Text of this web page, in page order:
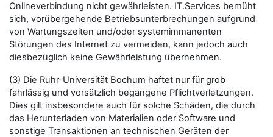
Onlineverbindung nicht gewährleisten. IT.Services bemüht
sich, vorübergehende Betriebsunterbrechungen aufgrund
von Wartungszeiten und/oder systemimmanenten
Störungen des Internet zu vermeiden, kann jedoch auch
diesbezüglich keine Gewährleistung übernehmen.
(3) Die Ruhr-Universität Bochum haftet nur für grob
fahrlässig und vorsätzlich begangene Pflichtverletzungen.
Dies gilt insbesondere auch für solche Schäden, die durch
das Herunterladen von Materialien oder Software und
sonstige Transaktionen an technischen Geräten der